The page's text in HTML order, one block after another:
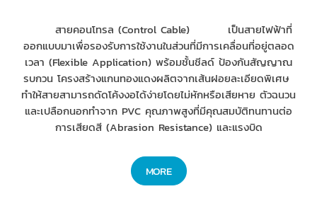
สายคอนโทรล (Control Cable) เป็นสายไฟฟ้าที่
ออกแบบมาเพื่อรองรับการใช้งานในส่วนที่มีการเคลื่อนที่อยู่ตลอด
เวลา (Flexible Application) พร้อมชั้นชีลด์ ป้องกันสัญญาณ
รบกวน โครงสร้างแกนทองแดงผลิตจากเส้นฝอยละเอียดพิเศษ
ทำให้สายสามารถดัดโค้งงอได้ง่ายโดยไม่หักหรือเสียหาย ตัวฉนวน
และเปลือกนอกทำจาก PVC คุณภาพสูงที่มีคุณสมบัติทนทานต่อ
การเสียดสี (Abrasion Resistance) และแรงบิด
MORE